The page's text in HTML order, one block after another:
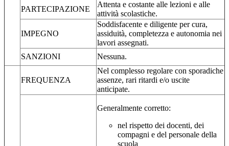
PARTECIPAZIONE
Attenta e costante alle lezioni e alle
attività scolastiche.
IMPEGNO
Soddisfacente e diligente per cura,
assiduità, completezza e autonomia nei
lavori assegnati.
SANZIONI
Nessuna.
FREQUENZA
Nel complesso regolare con sporadiche
assenze, rari ritardi e/o uscite
anticipate.
Generalmente corretto:
nel rispetto dei docenti, dei
compagni e del personale della
scuola